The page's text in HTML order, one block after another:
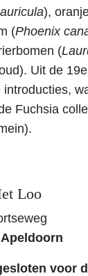
),
(Phoenix
(
Uit de
introducties,
Fuchsia
Loo
Apeldoorn
voor